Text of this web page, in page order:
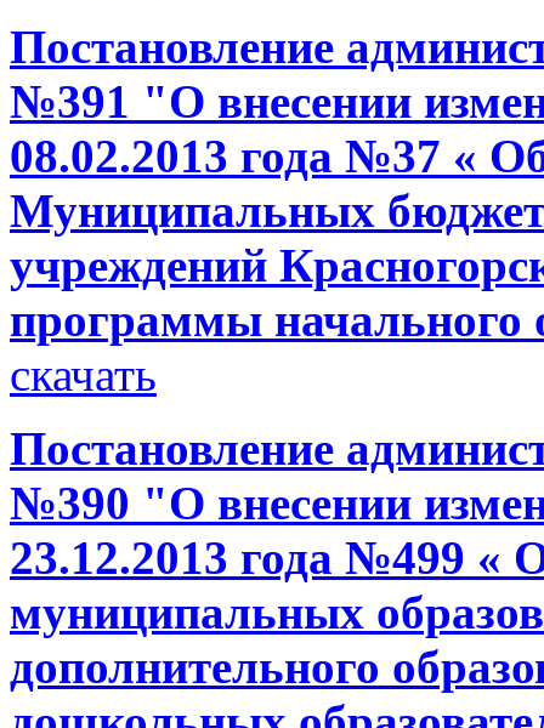
Постановление
№391 "О внесении
08.02.2013 года №37 «
Муниципальных
учреждений
программы начального
скачать
Постановление
№390 "О внесении
23.12.2013 года №499 «
муниципальных
дополнительного